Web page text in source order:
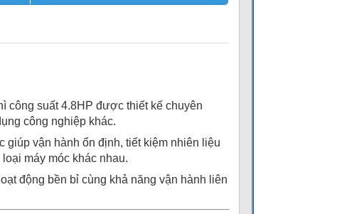
công suất 4.8HP được thiết kế chuyên
công nghiệp khác.
vận hành ổn định, tiết kiệm nhiên liệu
máy móc khác nhau.
động bền bỉ cùng khả năng vận hành liên